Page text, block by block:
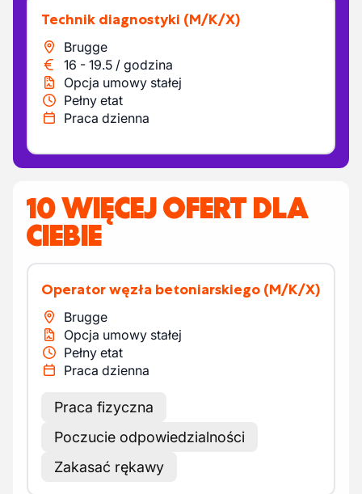
Technik diagnostyki (M/K/X)
Brugge
16 - 19.5 / godzina
Opcja umowy stałej
Pełny etat
Praca dzienna
10 WIĘCEJ OFERT DLA
CIEBIE
Operator węzła betoniarskiego (M/K/X)
Brugge
Opcja umowy stałej
Pełny etat
Praca dzienna
Praca fizyczna
Poczucie odpowiedzialności
Zakasać rękawy